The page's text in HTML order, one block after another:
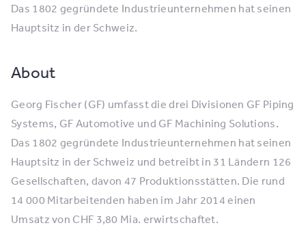
Das 1802 gegründete Industrieunternehmen hat seinen
Hauptsitz in der Schweiz.
About
Georg Fischer (GF) umfasst die drei Divisionen GF Piping
Systems, GF Automotive und GF Machining Solutions.
Das 1802 gegründete Industrieunternehmen hat seinen
Hauptsitz in der Schweiz und betreibt in 31 Ländern 126
Gesellschaften, davon 47 Produktionsstätten. Die rund
14 000 Mitarbeitenden haben im Jahr 2014 einen
Umsatz von CHF 3,80 Mia. erwirtschaftet.